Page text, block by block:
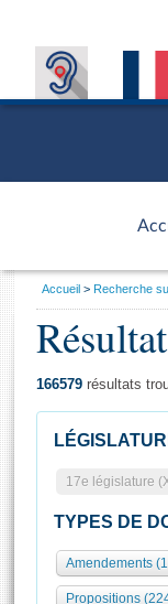
Présidence
577 députés
Groupes
Séance
Europe et
Rôle et
Organisation
Présidence
Visiter
Visite
Assister à
Vous
Accueil Recherche
166579 résultats
17e législature
TYPES DE
Amendements
Propositions